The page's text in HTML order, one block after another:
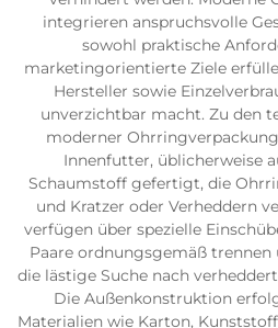
integrieren anspruchsvolle
sowohl praktische
marketingorientierte Ziele
Hersteller sowie
unverzichtbar macht. Zu den
moderner
Innenfutter, üblicherweise
Schaumstoff gefertigt, die
und Kratzer oder Verheddern
verfügen über spezielle
Paare ordnungsgemäß trennen
die lästige Suche nach
Die Außenkonstruktion
Materialien wie Karton,